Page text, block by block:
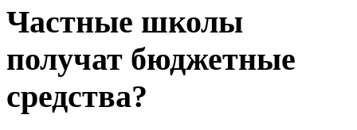
Частные школы
получат бюджетные
средства?